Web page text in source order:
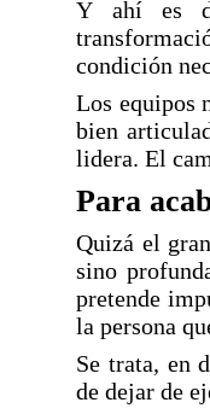
Y ahí es
condición
Los equipos
bien
lidera. El
Para
Quizá el
sino
pretende
la persona
Se trata, en
de dejar de